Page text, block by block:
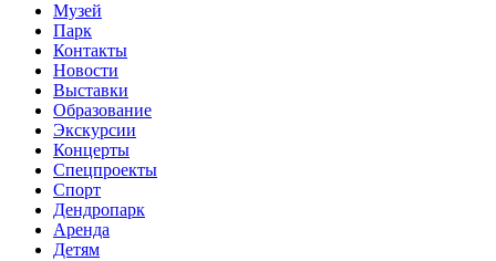
Музей
Парк
Контакты
Новости
Выставки
Образование
Экскурсии
Концерты
Спецпроекты
Спорт
Дендропарк
Аренда
Детям